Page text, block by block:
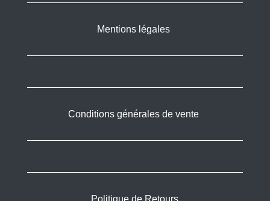
Mentions légales
Conditions générales de vente
Politique de Retours